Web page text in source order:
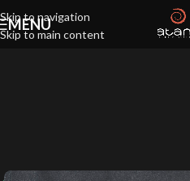
Skip to navigation
Skip to main content
MENU